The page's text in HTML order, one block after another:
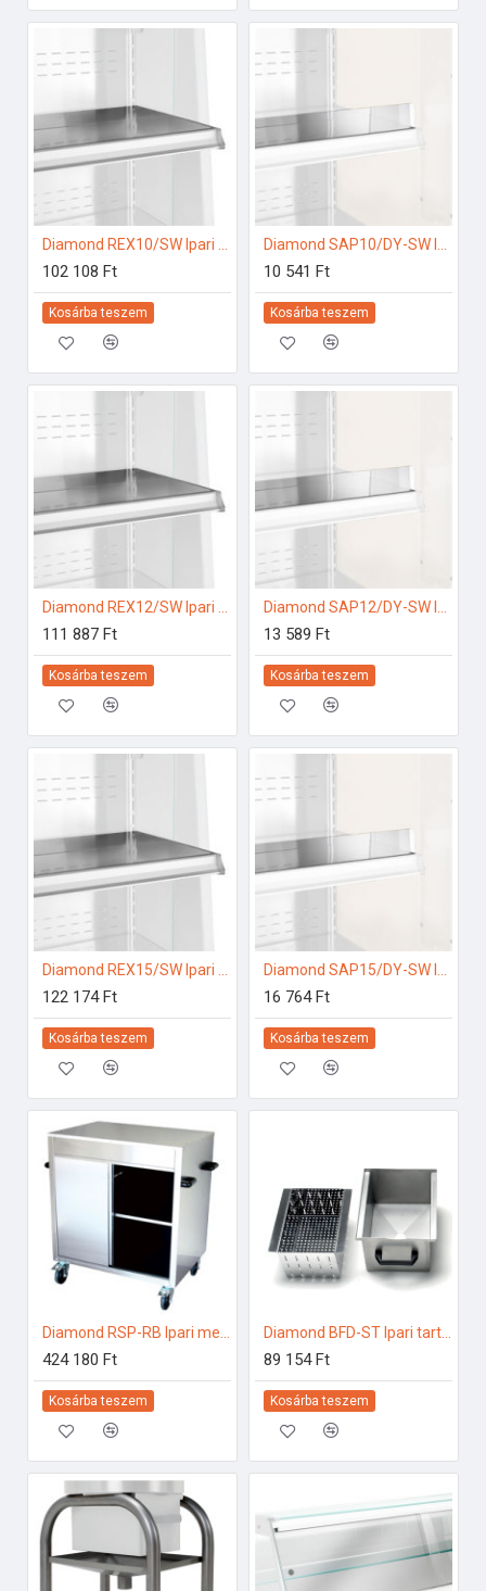
102 108 Ft
Kosárba teszem
10 541 Ft
Kosárba teszem
111 887 Ft
Kosárba teszem
13 589 Ft
Kosárba teszem
122 174 Ft
Kosárba teszem
16 764 Ft
Kosárba teszem
424 180 Ft
Kosárba teszem
Diamond BFD-ST Ipari tartozékok
89 154 Ft
Kosárba teszem